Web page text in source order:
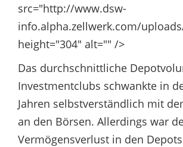
src="http://www.dsw-
info.alpha.zellwerk.com/
height="304" alt="" />
Das durchschnittliche
Investmentclubs schwankte in
Jahren selbstverständlich mit
an den Börsen. Allerdings war
Vermögensverlust in den